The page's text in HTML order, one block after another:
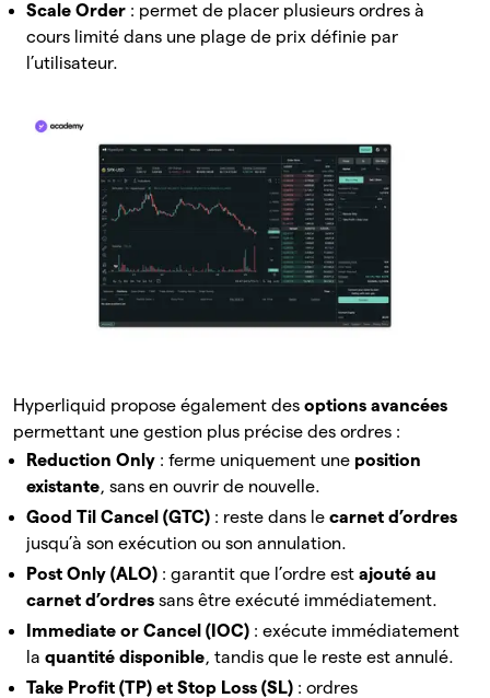
Scale Order : permet de placer plusieurs ordres à
cours limité dans une plage de prix définie par
l’utilisateur.
Hyperliquid propose également des options avancées
permettant une gestion plus précise des ordres :
Reduction Only : ferme uniquement une position
existante, sans en ouvrir de nouvelle.
Good Til Cancel (GTC) : reste dans le carnet d’ordres
jusqu’à son exécution ou son annulation.
Post Only (ALO) : garantit que l’ordre est ajouté au
carnet d’ordres sans être exécuté immédiatement.
Immediate or Cancel (IOC) : exécute immédiatement
la quantité disponible, tandis que le reste est annulé.
Take Profit (TP) et Stop Loss (SL) : ordres